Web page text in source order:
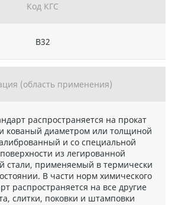
Код КГС
В32
(область применения)
распространяется на прокат
кованый диаметром или толщиной
и со специальной
из легированной
стали, применяемый в термически
В части норм химического
распространяется на все другие
слитки, поковки и штамповки